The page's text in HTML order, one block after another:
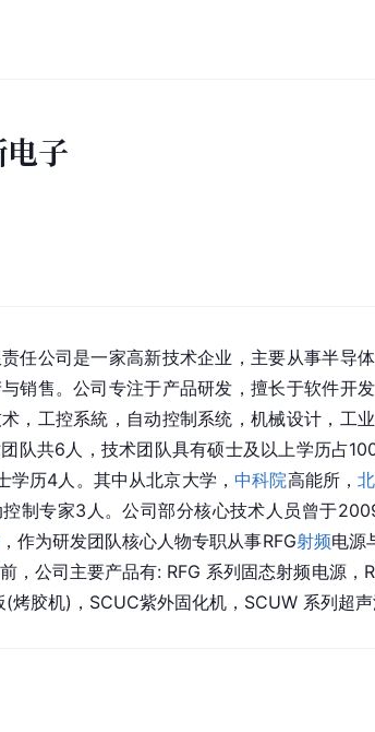
子
任公司是一家高新技术企业，主要从事半导
销售。公司专注于产品研发，擅长于软件开
，工控系統，自动控制系统，机械设计，工
队共6人，技术团队具有硕士及以上学历占
学历4人。其中从北京大学，中科院高能所，
制专家3人。公司部分核心技术人员曾于
，作为研发团队核心人物专职从事RFG射频电源
，公司主要产品有: RFG 系列固态射频电源，
烤胶机)，SCUC紫外固化机，SCUW 系列超声